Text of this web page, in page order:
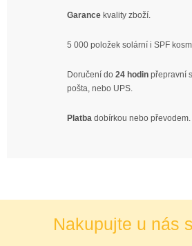
Garance kvality zboží.
5 000 položek solární i SPF
Doručení do 24 hodin přepravní
pošta, nebo UPS.
Platba dobírkou nebo převodem.
Nakupujte u nás